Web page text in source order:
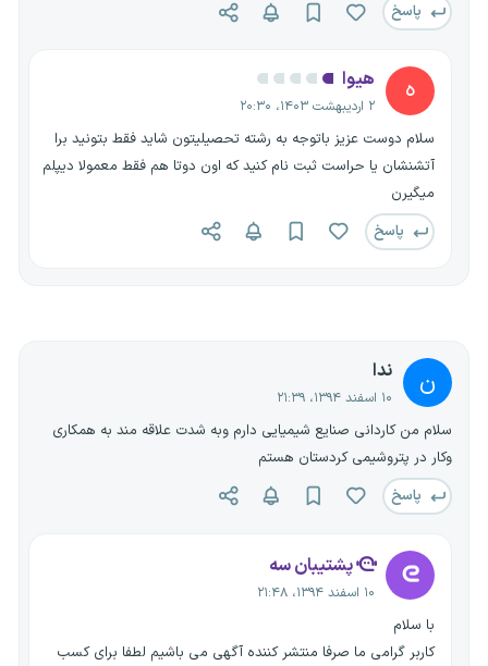
پاسخ
ه هیوا
۲ اردیبهشت ۱۴۰۳، ۲۰:۳۰
سلام دوست عزیز باتوجه به رشته تحصیلیتون شاید فقط بتونید برا
آتشنشان یا حراست ثبت نام کنید که اون دوتا هم فقط معمولا دیپلم
میگیرن
پاسخ
ن ندا
۱۰ اسفند ۱۳۹۴، ۲۱:۳۹
سلام من کاردانی صنایع شیمیایی دارم وبه شدت علاقه مند به همکاری
وکار در پتروشیمی کردستان هستم
پاسخ
پشتیبان سه
۱۰ اسفند ۱۳۹۴، ۲۱:۴۸
با سلام
کاربر گرامی ما صرفا منتشر کننده آگهی می باشیم لطفا برای کسب